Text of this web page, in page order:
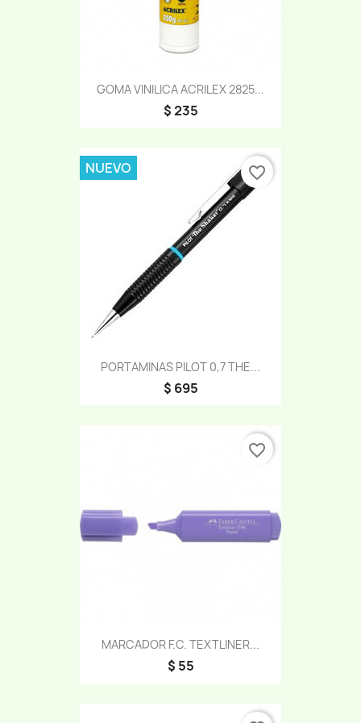
GOMA VINILICA ACRILEX 2825...
$ 235
PORTAMINAS PILOT 0,7 THE...
$ 695
NUEVO favorite_border
MARCADOR F.C. TEXTLINER...
$ 55
favorite_border